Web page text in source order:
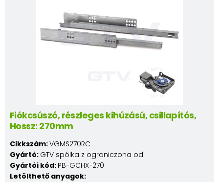
Fiókcsúszó, részleges kihúzású, csillapítós,
Hossz: 270mm
Cikkszám:VGMS270RC
Gyártó: GTV spólka z ograniczona od.
Gyártói kód: PB-GCHX-270
Letölthető anyagok: